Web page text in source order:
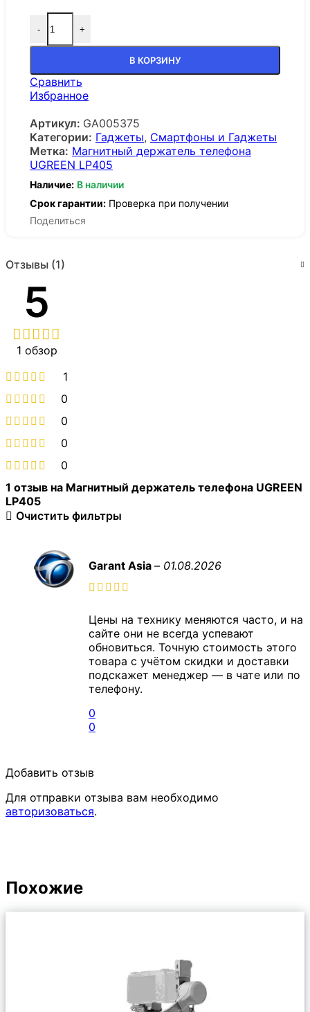
- +
В КОРЗИНУ
Сравнить
Избранное
Артикул: GA005375
Категории: Гаджеты, Смартфоны и Гаджеты
Метка: Магнитный держатель телефона
UGREEN LP405
Наличие: В наличии
Срок гарантии: Проверка при получении
Поделиться
Отзывы (1)
5
1 обзор
1
0
0
0
0
1 отзыв на Магнитный держатель телефона UGREEN
LP405
Очистить фильтры
Garant Asia – 01.08.2026
Цены на технику меняются часто, и на
сайте они не всегда успевают
обновиться. Точную стоимость этого
товара с учётом скидки и доставки
подскажет менеджер — в чате или по
телефону.
0
0
Добавить отзыв
Для отправки отзыва вам необходимо
авторизоваться.
Похожие